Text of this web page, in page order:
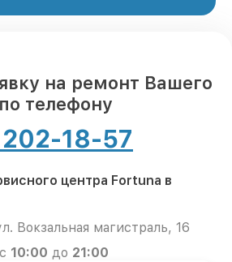
на ремонт Вашего
телефону
18-57
центра Fortuna в
Вокзальная магистраль, 16
с 10:00 до 21:00